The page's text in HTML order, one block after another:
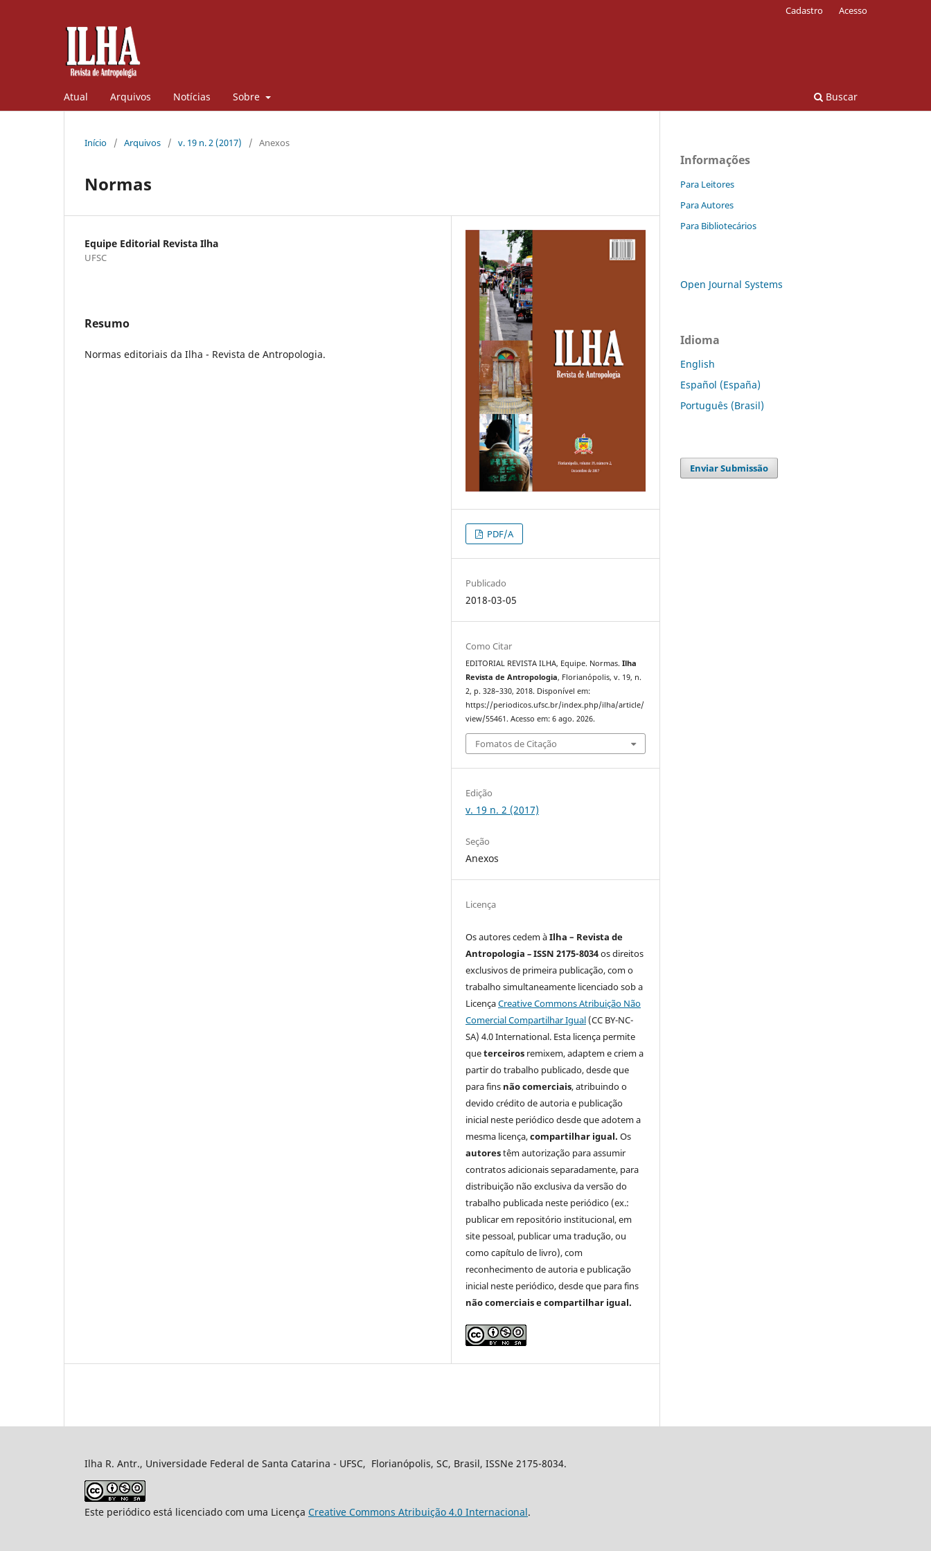
Atual Arquivos Notícias Sobre Buscar
Cadastro Acesso
Início / Arquivos / v. 19 n. 2 (2017) / Anexos
Normas
Equipe Editorial Revista Ilha
UFSC
Resumo
Normas editoriais da Ilha - Revista de Antropologia.
PDF/A
Publicado
2018-03-05
Como Citar
EDITORIAL REVISTA ILHA, Equipe. Normas.Ilha
Revista de Antropologia, Florianópolis, v. 19, n.
2, p. 328–330, 2018. Disponível em:
https://periodicos.ufsc.br/index.php/ilha/article/
view/55461. Acesso em: 6 ago. 2026.
Fomatos de Citação
Edição
v. 19 n. 2 (2017)
Seção
Anexos
Licença
Os autores cedem àIlha – Revista de
Antropologia –ISSN 2175-8034os direitos
exclusivos de primeira publicação, com o
trabalho simultaneamente licenciado sob a
LicençaCreative Commons Atribuição Não
Comercial Compartilhar Igual (CC BY-NC-
SA) 4.0 International. Esta licença permite
queterceiros remixem, adaptem e criem a
partir do trabalho publicado, desde que
para fins não comerciais, atribuindo o
devido crédito de autoria e publicação
inicial neste periódico desde que adotem a
mesma licença,compartilhar igual.Os
autorestêm autorização para assumir
contratos adicionais separadamente, para
distribuição não exclusiva da versão do
trabalho publicada neste periódico (ex.:
publicar em repositório institucional, em
site pessoal, publicar uma tradução, ou
como capítulo de livro), com
reconhecimento de autoria e publicação
inicial neste periódico, desde que para fins
não comerciais e compartilhar igual.
Informações
Para Leitores
Para Autores
Para Bibliotecários
Open Journal Systems
Idioma
English
Español (España)
Português (Brasil)
Enviar Submissão
Ilha R. Antr., Universidade Federal de Santa Catarina - UFSC, Florianópolis, SC, Brasil, ISSNe 2175-8034.
Este periódico está licenciado com uma Licença Creative Commons Atribuição 4.0 Internacional.